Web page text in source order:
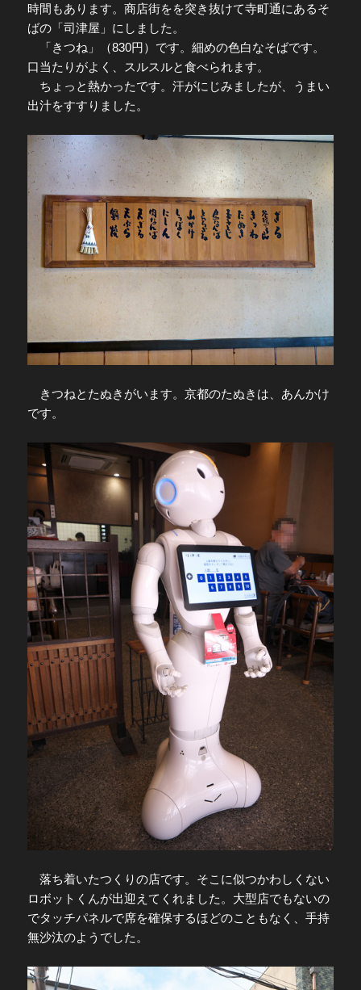
時間もあります。商店街をを突き抜けて寺町通にあるそ
ばの「司津屋」にしました。
「きつね」（830円）です。細めの色白なそばです。
口当たりがよく、スルスルと食べられます。
ちょっと熱かったです。汗がにじみましたが、うまい
出汁をすすりました。
きつねとたぬきがいます。京都のたぬきは、あんかけ
です。
落ち着いたつくりの店です。そこに似つかわしくない
ロボットくんが出迎えてくれました。大型店でもないの
でタッチパネルで席を確保するほどのこともなく、手持
無沙汰のようでした。